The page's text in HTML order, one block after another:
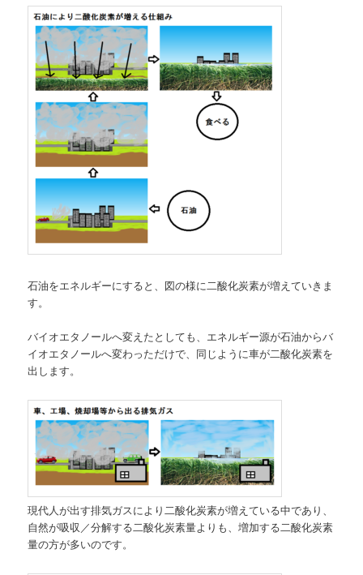
石油をエネルギーにすると、図の様に二酸化炭素が増えていきま
す。
バイオエタノールへ変えたとしても、エネルギー源が石油からバ
イオエタノールへ変わっただけで、同じように車が二酸化炭素を
出します。
現代人が出す排気ガスにより二酸化炭素が増えている中であり、
自然が吸収／分解する二酸化炭素量よりも、増加する二酸化炭素
量の方が多いのです。